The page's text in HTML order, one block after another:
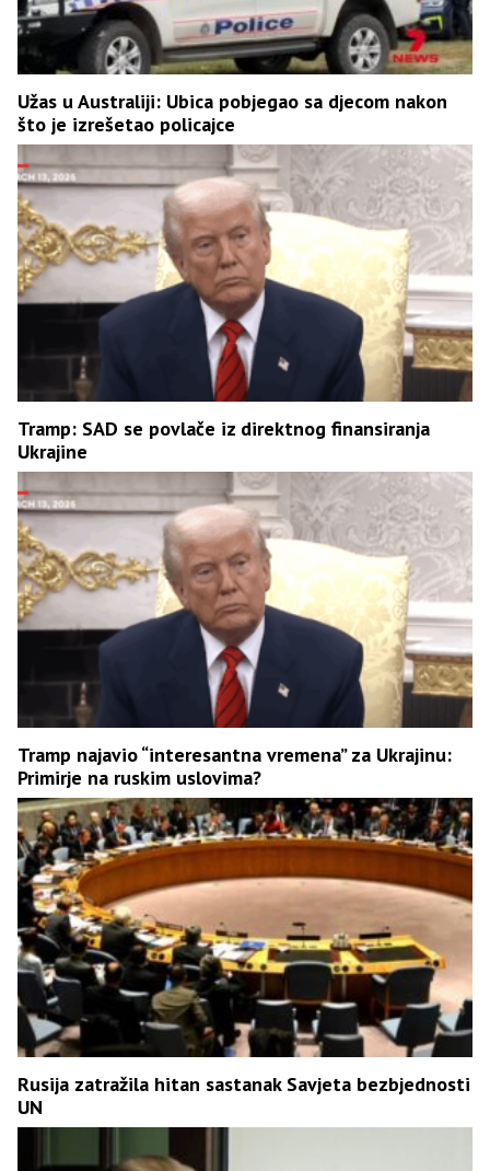
Užas u Australiji: Ubica pobjegao sa djecom nakon
što je izrešetao policajce
Tramp: SAD se povlače iz direktnog finansiranja
Ukrajine
Tramp najavio “interesantna vremena” za Ukrajinu:
Primirje na ruskim uslovima?
Rusija zatražila hitan sastanak Savjeta bezbjednosti
UN